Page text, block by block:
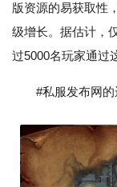
版资源的易获取性
级增长。据估计，
过5000名玩家通过
#私服发布网